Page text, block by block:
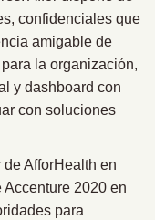
confidenciales que
amigable de
la organización,
y dashboard con
con soluciones
de AfforHealth en
2020 en
para